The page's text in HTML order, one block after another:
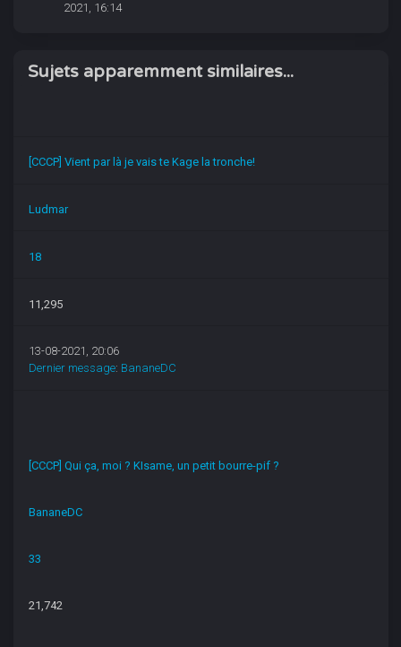
2021, 16:14
Sujets apparemment similaires...
[CCCP] Vient par là je vais te Kage la tronche!
Ludmar
18
11,295
13-08-2021, 20:06
Dernier message: BananeDC
[CCCP] Qui ça, moi ? KIsame, un petit bourre-pif ?
BananeDC
33
21,742